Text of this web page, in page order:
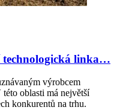
technologická linka…
výrobcem
oblasti má největší
konkurentů na trhu.